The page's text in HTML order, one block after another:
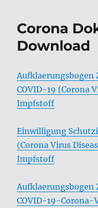
Corona
Download
Aufklaerungsbogen
COVID-19 (Corona
Impfstoff
Einwilligung
(Corona Virus
Impfstoff
Aufklaerungsbogen
COVID-19-